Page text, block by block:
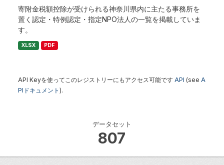
データセット
807
寄附金税額控除が受けられる神奈川県内に主たる事務所を
置く認定・特例認定・指定NPO法人の一覧を掲載していま
す。
XLSX PDF
API Keyを使ってこのレジストリーにもアクセス可能です API (see A
PIドキュメント ).